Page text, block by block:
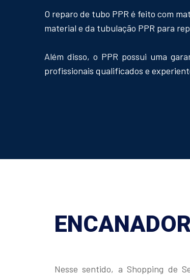
O reparo de tubo PPR é feito com
material e da tubulação PPR para
Além disso, o PPR possui uma
profissionais qualificados e
Nesse sentido, a Shopping de